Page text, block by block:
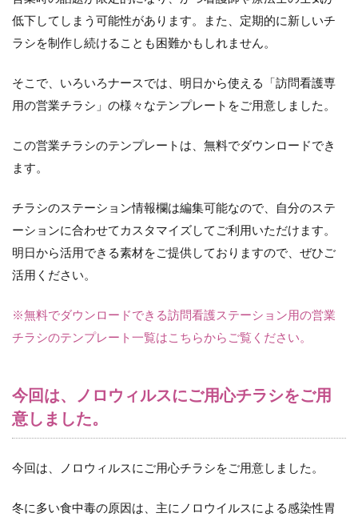
低下してしまう可能性があります。また、定期的に新しいチ
ラシを制作し続けることも困難かもしれません。
そこで、いろいろナースでは、明日から使える「訪問看護専
用の営業チラシ」の様々なテンプレートをご用意しました。
この営業チラシのテンプレートは、無料でダウンロードでき
ます。
チラシのステーション情報欄は編集可能なので、自分のステ
ーションに合わせてカスタマイズしてご利用いただけます。
明日から活用できる素材をご提供しておりますので、ぜひご
活用ください。
※無料でダウンロードできる訪問看護ステーション用の営業
チラシのテンプレート一覧はこちらからご覧ください。
今回は、ノロウィルスにご用心チラシをご用
意しました。
今回は、ノロウィルスにご用心チラシをご用意しました。
冬に多い食中毒の原因は、主にノロウイルスによる感染性胃